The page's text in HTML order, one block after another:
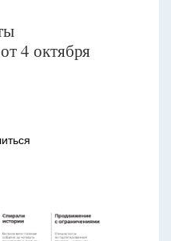
4 октября